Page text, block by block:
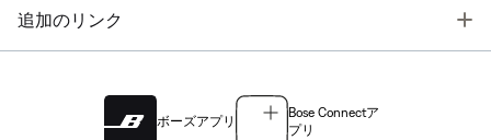
追加のリンク
ボーズアプリ
Bose Connectア
プリ